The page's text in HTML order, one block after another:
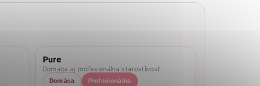
Pure
Domáca aj profesionálna starostlivosť
Domáca
Profesionálna